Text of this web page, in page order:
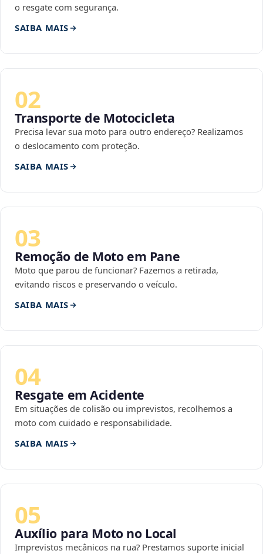
o resgate com segurança.
SAIBA MAIS
02
Transporte de Motocicleta
Precisa levar sua moto para outro endereço? Realizamos
o deslocamento com proteção.
SAIBA MAIS
03
Remoção de Moto em Pane
Moto que parou de funcionar? Fazemos a retirada,
evitando riscos e preservando o veículo.
SAIBA MAIS
04
Resgate em Acidente
Em situações de colisão ou imprevistos, recolhemos a
moto com cuidado e responsabilidade.
SAIBA MAIS
05
Auxílio para Moto no Local
Imprevistos mecânicos na rua? Prestamos suporte inicial